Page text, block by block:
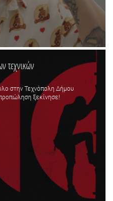
τεχνικών
στην Τεχνόπολη Δήμου
ξεκίνησε!